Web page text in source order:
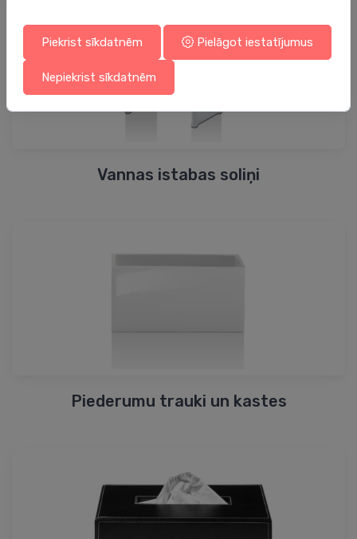
Vannas istabas soliņi
Piederumu trauki un kastes
Piekrist sīkdatnēm Pielāgot iestatījumus
Nepiekrist sīkdatnēm